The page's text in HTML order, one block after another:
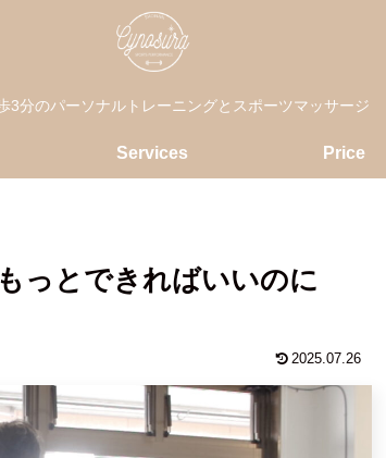
3分のパーソナルトレーニングとスポーツマッサージ
Services Price
っとできればいいのに
2025.07.26